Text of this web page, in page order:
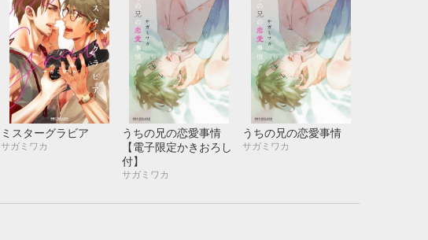
ミスターグラビア
サガミワカ
うちの兄の恋愛事情
【電子限定かきおろし
付】
サガミワカ
うちの兄の恋愛事情
サガミワカ